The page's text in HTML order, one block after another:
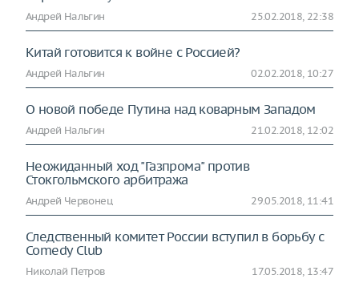
Андрей Нальгин 25.02.2018, 22:38
Китай готовится к войне с Россией?
Андрей Нальгин 02.02.2018, 10:27
О новой победе Путина над коварным Западом
Андрей Нальгин 21.02.2018, 12:02
Неожиданный ход "Газпрома" против
Стокгольмского арбитража
Андрей Червонец 29.05.2018, 11:41
Следственный комитет России вступил в борьбу с
Comedy Club
Николай Петров 17.05.2018, 13:47